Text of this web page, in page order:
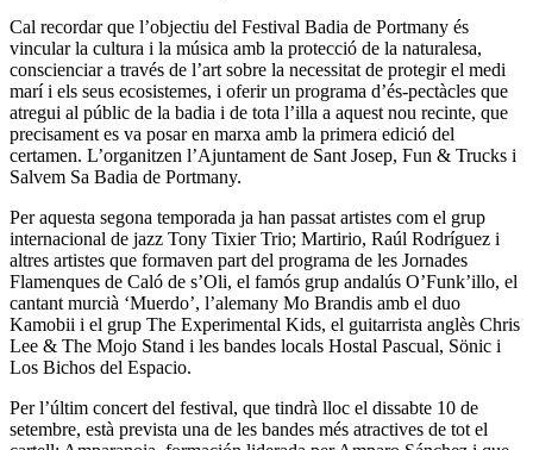
Cal recordar que l’objectiu del Festival Badia de Portmany és
vincular la cultura i la música amb la protecció de la naturalesa,
conscienciar a través de l’art sobre la necessitat de protegir el medi
marí i els seus ecosistemes, i oferir un programa d’és-pectàcles que
atregui al públic de la badia i de tota l’illa a aquest nou recinte, que
precisament es va posar en marxa amb la primera edició del
certamen. L’organitzen l’Ajuntament de Sant Josep, Fun & Trucks i
Salvem Sa Badia de Portmany.
Per aquesta segona temporada ja han passat artistes com el grup
internacional de jazz Tony Tixier Trio; Martirio, Raúl Rodríguez i
altres artistes que formaven part del programa de les Jornades
Flamenques de Caló de s’Oli, el famós grup andalús O’Funk’illo, el
cantant murcià ‘Muerdo’, l’alemany Mo Brandis amb el duo
Kamobii i el grup The Experimental Kids, el guitarrista anglès Chris
Lee & The Mojo Stand i les bandes locals Hostal Pascual, Sönic i
Los Bichos del Espacio.
Per l’últim concert del festival, que tindrà lloc el dissabte 10 de
setembre, està prevista una de les bandes més atractives de tot el